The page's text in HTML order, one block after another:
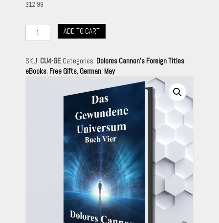
$12.99
Gewundene
Buch
Vier
ADD TO CART
SKU: CU4-GE Categories: Dolores Cannon's Foreign Titles,
eBooks, Free Gifts, German, May